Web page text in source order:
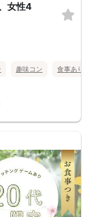
女性4
趣味コン 食事あり